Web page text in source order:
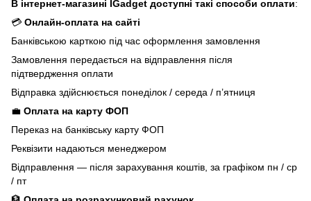
В інтернет-магазині IGadget доступні такі способи оплати:
💳 Онлайн-оплата на сайті
Банківською карткою під час оформлення замовлення
Замовлення передається на відправлення після
підтвердження оплати
Відправка здійснюється понеділок / середа / п’ятниця
💼 Оплата на карту ФОП
Переказ на банківську карту ФОП
Реквізити надаються менеджером
Відправлення — після зарахування коштів, за графіком пн / ср
/ пт